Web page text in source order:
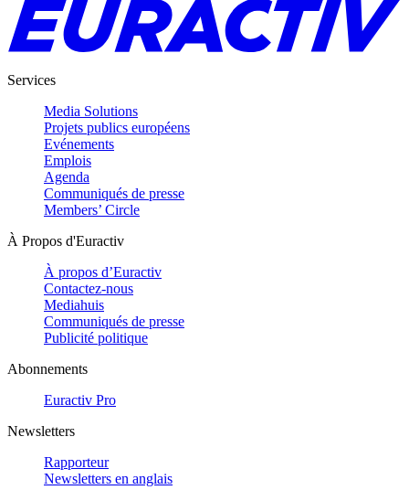
Services
Media Solutions
Projets publics européens
Evénements
Emplois
Agenda
Communiqués de presse
Members’ Circle
À Propos d'Euractiv
À propos d’Euractiv
Contactez-nous
Mediahuis
Communiqués de presse
Publicité politique
Abonnements
Euractiv Pro
Newsletters
Rapporteur
Newsletters en anglais